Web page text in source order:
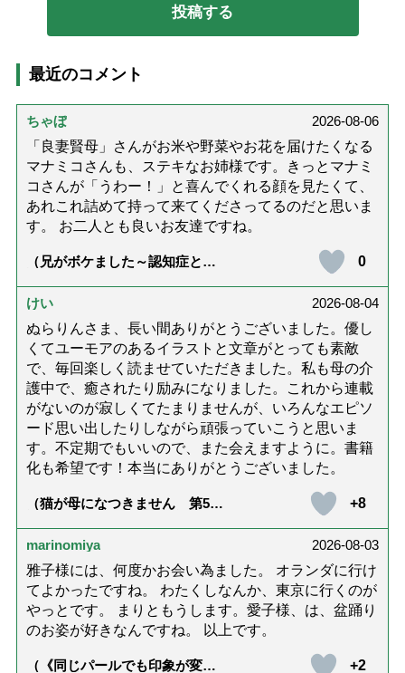
最近のコメント
ちゃぼ
2026-08-06
「良妻賢母」さんがお米や野菜やお花を届けたくなる
マナミコさんも、ステキなお姉様です。きっとマナミ
コさんが「うわー！」と喜んでくれる顔を見たくて、
あれこれ詰めて持って来てくださってるのだと思いま
す。 お二人とも良いお友達ですね。
（兄がボケました～認知症と介
達』が届きました」）
0
けい
2026-08-04
ぬらりんさま、長い間ありがとうございました。優し
くてユーモアのあるイラストと文章がとっても素敵
で、毎回楽しく読ませていただきました。私も母の介
護中で、癒されたり励みになりました。これから連載
がないのが寂しくてたまりませんが、いろんなエピソ
ード思い出したりしながら頑張っていこうと思いま
す。不定期でもいいので、また会えますように。書籍
化も希望です！本当にありがとうございました。
（猫が母になつきません 第500
+8
marinomiya
2026-08-03
雅子様には、何度かお会い為ました。 オランダに行け
てよかったですね。 わたくしなんか、東京に行くのが
やっとです。 まりともうします。愛子様、は、盆踊り
のお姿が好きなんですね。 以上です。
（《同じパールでも印象が変
+2